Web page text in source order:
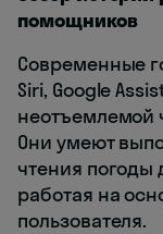
помощников
Современные
Siri, Google
неотъемлемой
Они умеют
чтения
работая на
пользователя.